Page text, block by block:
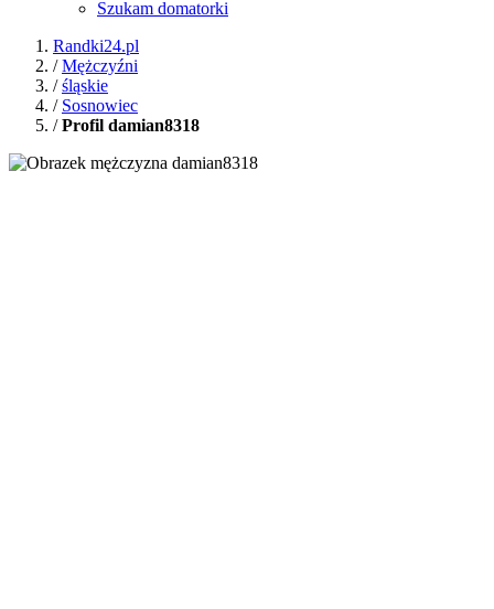
Szukam domatorki
Randki24.pl
/Mężczyźni
/śląskie
/ Sosnowiec
/Profil damian8318